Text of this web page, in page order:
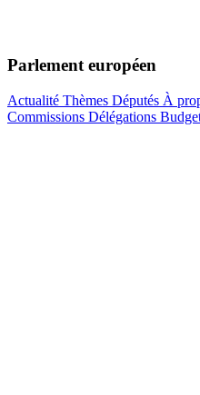
Parlement européen
Actualité Thèmes Députés À
Commissions Délégations